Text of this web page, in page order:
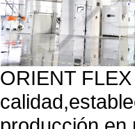
ORIENT